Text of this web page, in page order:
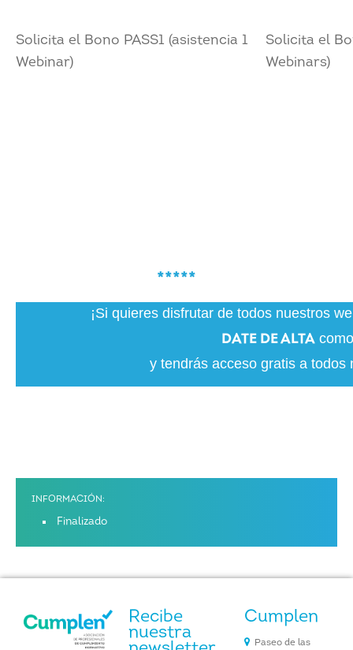
Solicita el Bono PASS1 (asistencia 1
Webinar)
Solicita el
Webinars)
*****
¡Si quieres disfrutar de todos nuestros
DATE DE ALTA
y tendrás acceso gratis a todos
INFORMACIÓN:
Finalizado
Recibe
nuestra
Cumplen
Paseo de las